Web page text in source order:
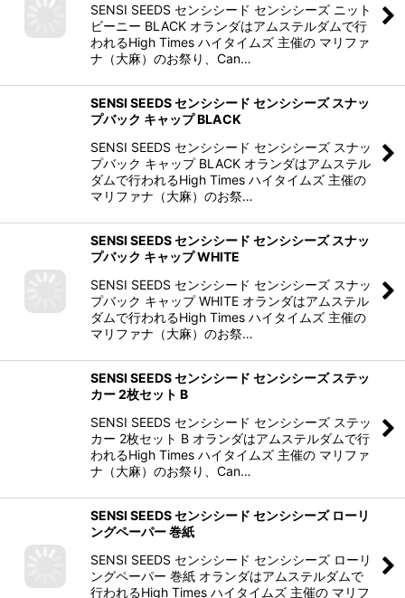
SENSI SEEDS センシシード センシシーズ ニット
ビーニー BLACK オランダはアムステルダムで行
われるHigh Times ハイタイムズ 主催の マリファ
ナ（大麻）のお祭り、Can…
SENSI SEEDS センシシード センシシーズ スナッ
プバック キャップ BLACK
SENSI SEEDS センシシード センシシーズ スナッ
プバック キャップ BLACK オランダはアムステル
ダムで行われるHigh Times ハイタイムズ 主催の
マリファナ（大麻）のお祭…
SENSI SEEDS センシシード センシシーズ スナッ
プバック キャップ WHITE
SENSI SEEDS センシシード センシシーズ スナッ
プバック キャップ WHITE オランダはアムステル
ダムで行われるHigh Times ハイタイムズ 主催の
マリファナ（大麻）のお祭…
SENSI SEEDS センシシード センシシーズ ステッ
カー 2枚セット B
SENSI SEEDS センシシード センシシーズ ステッ
カー 2枚セット B オランダはアムステルダムで行
われるHigh Times ハイタイムズ 主催の マリファ
ナ（大麻）のお祭り、Can…
SENSI SEEDS センシシード センシシーズ ローリ
ングペーパー 巻紙
SENSI SEEDS センシシード センシシーズ ローリ
ングペーパー 巻紙 オランダはアムステルダムで
行われるHigh Times ハイタイムズ 主催の マリフ